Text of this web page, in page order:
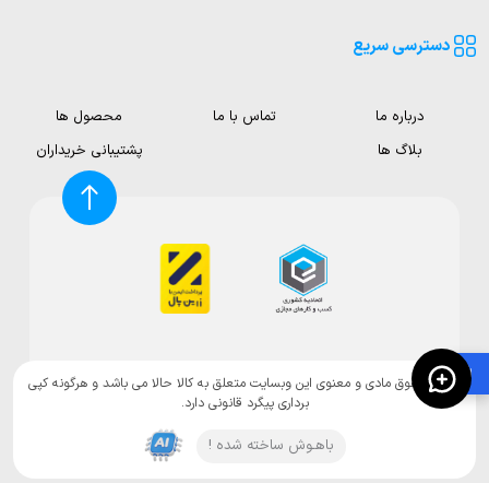
🛍️
دسترسی سریع
درباره ما تماس با ما
محصول ها
بلاگ ها
پشتیبانی خریداران
تمامی حقوق مادی و معنوی این وبسایت متعلق به کالا حالا می باشد و هرگونه کپی
برداری پیگرد قانونی دارد.
باهـوش ساخته شده !